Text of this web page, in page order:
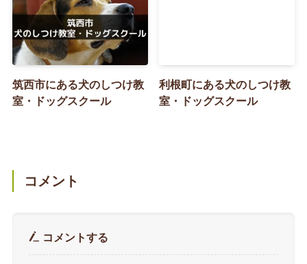
筑西市にある犬のしつけ教
室・ドッグスクール
利根町にある犬のしつけ教
室・ドッグスクール
コメント
コメントする